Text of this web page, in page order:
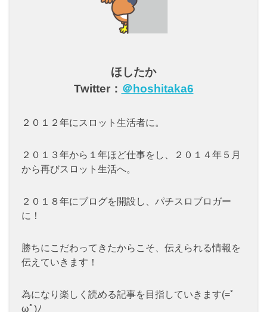
ほしたか
Twitter： ＠hoshitaka6
２０１２年にスロット生活者に。
２０１３年から１年ほど仕事をし、２０１４年５月
から再びスロット生活へ。
２０１８年にブログを開設し、パチスロブロガー
に！
勝ちにこだわってきたからこそ、伝えられる情報を
伝えていきます！
為になり楽しく読める記事を目指していきます(=ﾟ
ωﾟ)ﾉ